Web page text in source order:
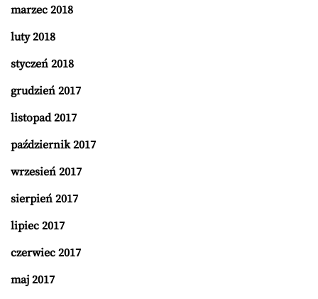
marzec 2018
luty 2018
styczeń 2018
grudzień 2017
listopad 2017
październik 2017
wrzesień 2017
sierpień 2017
lipiec 2017
czerwiec 2017
maj 2017